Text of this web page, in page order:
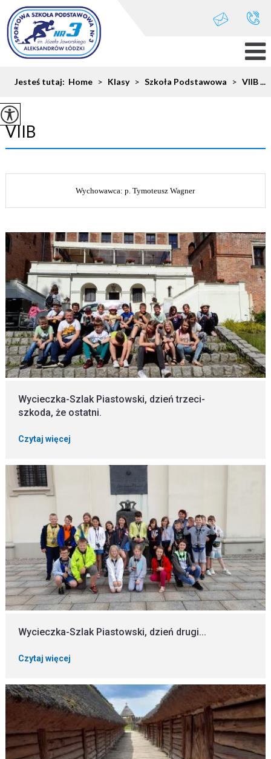
Jesteś tutaj: Home > Klasy > Szkoła Podstawowa > VIIB ...
VIIB
Wychowawca: p. Tymoteusz Wagner
Wycieczka-Szlak Piastowski, dzień trzeci-
szkoda, że ostatni.
Czytaj więcej
Wycieczka-Szlak Piastowski, dzień drugi...
Czytaj więcej